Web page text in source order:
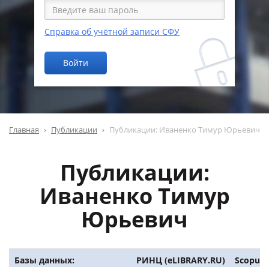
Справка об учётной записи СФУ
Войти
Главная Публикации Публикации: Иваненко Тимур Юрьевич
Публикации:
Иваненко Тимур
Юрьевич
Базы данных: РИНЦ (eLIBRARY.RU) Scopus